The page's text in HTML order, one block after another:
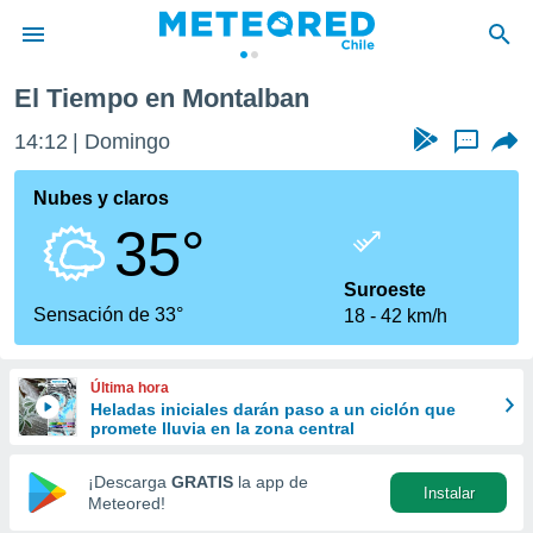
de
por
que se
calidad.
a este
las
y
forma
digital
basada
El Tiempo en Montalban
14:12 Domingo ...
Nubes y claros
35°
Sensación de 33°
Suroeste
18
42 km/h
Última hora
Heladas iniciales darán paso a un ciclón que
promete lluvia en la zona central
¡Descarga GRATIS la app de
Meteored!
Instalar